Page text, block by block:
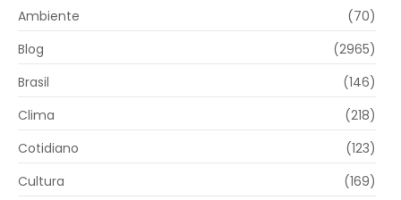
Ambiente
(70)
Blog
(2965)
Brasil
(146)
Clima
(218)
Cotidiano
(123)
Cultura
(169)